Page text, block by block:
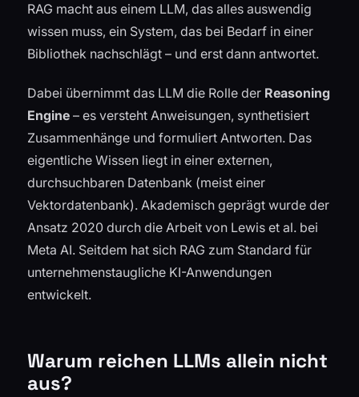
RAG macht aus einem LLM, das alles auswendig
wissen muss, ein System, das bei Bedarf in einer
Bibliothek nachschlägt – und erst dann antwortet.
Dabei übernimmt das LLM die Rolle der Reasoning
Engine – es versteht Anweisungen, synthetisiert
Zusammenhänge und formuliert Antworten. Das
eigentliche Wissen liegt in einer externen,
durchsuchbaren Datenbank (meist einer
Vektordatenbank). Akademisch geprägt wurde der
Ansatz 2020 durch die Arbeit von Lewis et al. bei
Meta AI. Seitdem hat sich RAG zum Standard für
unternehmenstaugliche KI-Anwendungen
entwickelt.
Warum reichen LLMs allein nicht
aus?